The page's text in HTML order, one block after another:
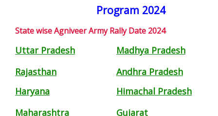
Program 2024
State wise Agniveer Army Rally Date 2024
Uttar Pradesh
Madhya Pradesh
Rajasthan
Andhra Pradesh
Haryana
Himachal Pradesh
Maharashtra
Gujarat